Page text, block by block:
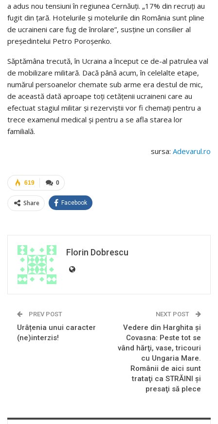
a adus nou tensiuni în regiunea Cernăuţi. „17% din recruţi au
fugit din ţară. Hotelurile şi motelurile din România sunt pline
de ucraineni care fug de înrolare”, susţine un consilier al
preşedintelui Petro Poroşenko.
Săptămâna trecută, în Ucraina a început ce de-al patrulea val
de mobilizare militară. Dacă până acum, în celelalte etape,
numărul persoanelor chemate sub arme era destul de mic,
de această dată aproape toţi cetăţenii ucraineni care au
efectuat stagiul militar şi rezerviştii vor fi chemaţi pentru a
trece examenul medical şi pentru a se afla starea lor
familială.
sursa: Adevarul.ro
0
619
Share Facebook
Florin Dobrescu
PREV POST
Urâțenia unui caracter
(ne)interzis!
NEXT POST
Vedere din Harghita şi
Covasna: Peste tot se
vând hărţi, vase, tricouri
cu Ungaria Mare.
Românii de aici sunt
trataţi ca STRĂINI şi
presaţi să plece